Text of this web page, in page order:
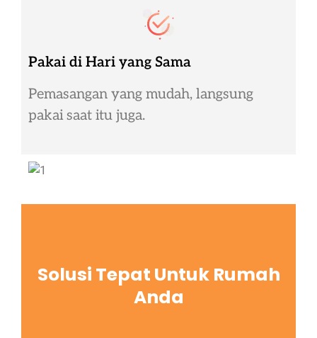
Pakai di Hari yang Sama
Pemasangan yang mudah, langsung
pakai saat itu juga.
Solusi Tepat Untuk Rumah
Anda